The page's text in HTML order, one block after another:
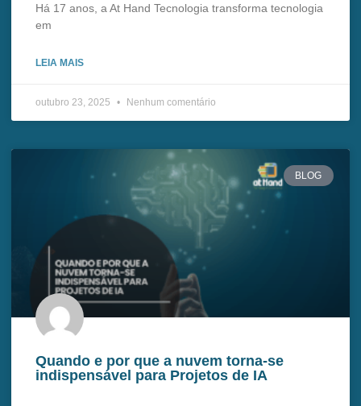
Há 17 anos, a At Hand Tecnologia transforma tecnologia
em
LEIA MAIS
outubro 23, 2025 Nenhum comentário
BLOG
Quando e por que a nuvem torna-se
indispensável para Projetos de IA